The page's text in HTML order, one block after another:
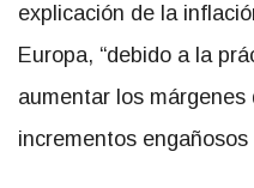
explicación de la
Europa, “debido a la
aumentar los
incrementos engañosos